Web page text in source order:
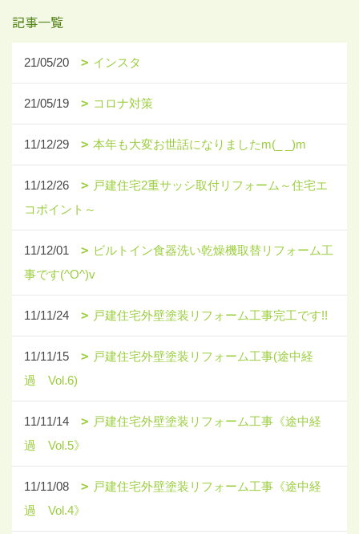
記事一覧
21/05/20 インスタ
21/05/19 コロナ対策
11/12/29 本年も大変お世話になりましたm(_ _)m
11/12/26
戸建住宅2重サッシ取付リフォーム～住宅エ
コポイント～
11/12/01
ビルトイン食器洗い乾燥機取替リフォーム工
事です(^O^)v
11/11/24 戸建住宅外壁塗装リフォーム工事完工です!!
11/11/15
戸建住宅外壁塗装リフォーム工事(途中経
過 Vol.6)
11/11/14
戸建住宅外壁塗装リフォーム工事《途中経
過 Vol.5》
11/11/08
戸建住宅外壁塗装リフォーム工事《途中経
過 Vol.4》